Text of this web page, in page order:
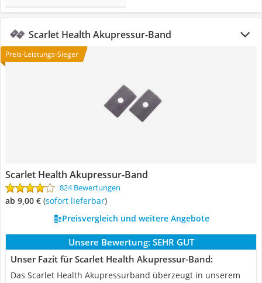
Scarlet Health Akupressur-Band
Preis-Leistungs-Sieger
Scarlet Health Akupressur-Band
824 Bewertungen
ab 9,00 € ( Sofort lieferbar)
Preisvergleich und weitere Angebote
Unsere Bewertung: SEHR GUT
Unser Fazit für Scarlet Health Akupressur-Band:
Das Scarlet Health Akupressurband überzeugt in unserem